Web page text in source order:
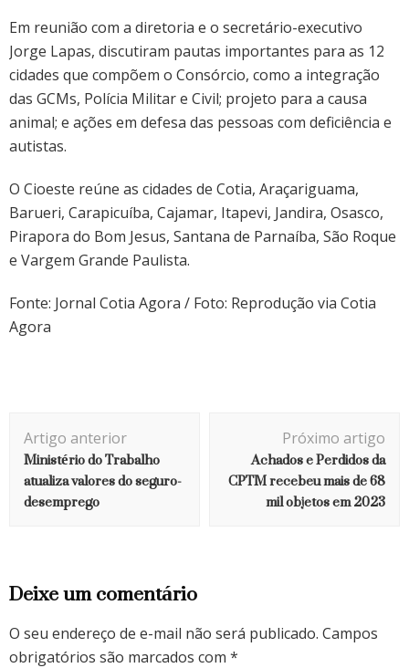
Em reunião com a diretoria e o secretário-executivo
Jorge Lapas, discutiram pautas importantes para as 12
cidades que compõem o Consórcio, como a integração
das GCMs, Polícia Militar e Civil; projeto para a causa
animal; e ações em defesa das pessoas com deficiência e
autistas.
O Cioeste reúne as cidades de Cotia, Araçariguama,
Barueri, Carapicuíba, Cajamar, Itapevi, Jandira, Osasco,
Pirapora do Bom Jesus, Santana de Parnaíba, São Roque
e Vargem Grande Paulista.
Fonte: Jornal Cotia Agora / Foto: Reprodução via Cotia
Agora
de
post
Artigo anterior
Ministério do Trabalho
atualiza valores do seguro-
desemprego
Próximo artigo
Achados e Perdidos da
CPTM recebeu mais de 68
mil objetos em 2023
Deixe um comentário
O seu endereço de e-mail não será publicado. Campos
obrigatórios são marcados com *